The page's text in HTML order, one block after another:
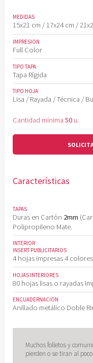
MEDIDAS
15x21 cm / 17x24 cm /
IMPRESION
Full Color
TIPO TAPA
Tapa Rígida
TIPO HOJA
Lisa / Rayada / Técnica /
Cantidad mínima 50 u.
Características
TAPAS
Duras en Cartón 2mm
Polipropileno Mate.
INTERIOR
INSERT PUBLICITARIOS
4 hojas impresas 4
HOJAS INTERIORES
80 hojas lisas o rayadas
ENCUADERNACION
Anillado metálico Doble
Muchos folletos y
pierden o se tiran al